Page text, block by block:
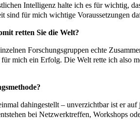
Intelligenz halte ich es für wichtig,
für mich wichtige Voraussetzungen
retten Sie die Welt?
Forschungsgruppen echte
mich ein Erfolg. Die Welt rette ich also
dahingestellt – unverzichtbar ist er
bei Netzwerktreffen, Workshops